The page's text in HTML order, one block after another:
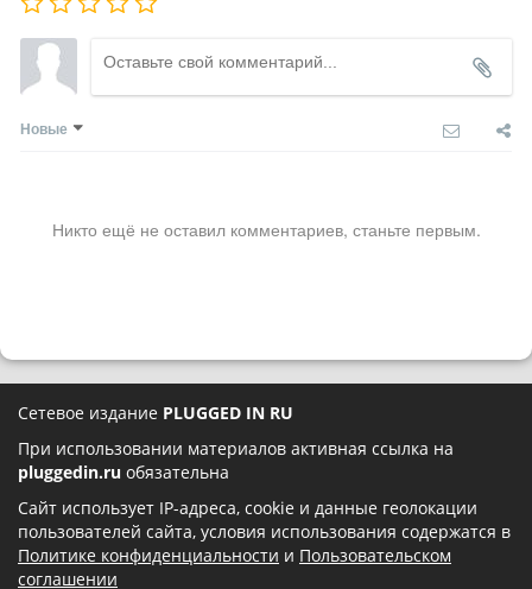
Новые
Никто ещё не оставил комментариев, станьте первым.
Сетевое издание PLUGGED IN RU
При использовании материалов активная ссылка на
pluggedin.ru обязательна
Сайт использует IP-адреса, cookie и данные геолокации
пользователей сайта, условия использования содержатся в
Политике конфиденциальности и Пользовательском
соглашении